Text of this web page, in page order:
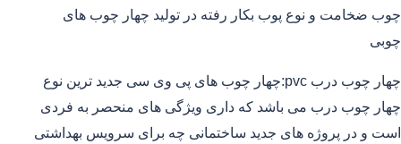
چوب ضخامت و نوع پوب بکار رفته در تولید چهار چوب های
چوبی
چهار چوب درب pvc:چهار چوب های پی وی سی جدید ترین نوع
چهار چوب درب می باشد که داری ویژگی های منحصر به فردی
است و در پروژه های جدید ساختمانی چه برای سرویس بهداشتی